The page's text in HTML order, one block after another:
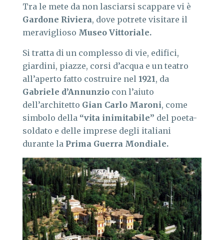
Tra le mete da non lasciarsi scappare vi è
Gardone Riviera, dove potrete visitare il
meraviglioso Museo Vittoriale.
Si tratta di un complesso di vie, edifici,
giardini, piazze, corsi d’acqua e un teatro
all’aperto fatto costruire nel 1921, da
Gabriele d’Annunzio con l’aiuto
dell’architetto Gian Carlo Maroni, come
simbolo della “vita inimitabile” del poeta-
soldato e delle imprese degli italiani
durante la Prima Guerra Mondiale.